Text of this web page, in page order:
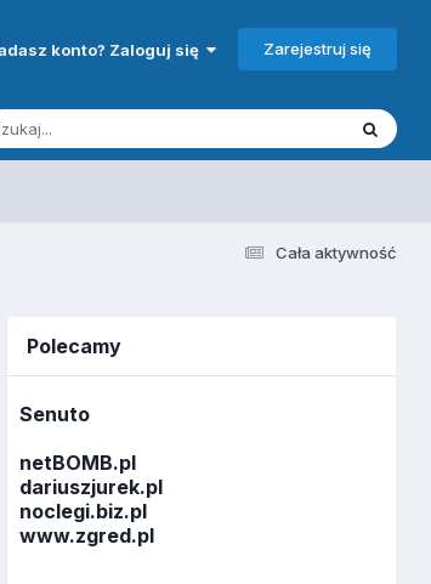
konto? Zaloguj się Zarejestruj się
Cała aktywność
Polecamy
Senuto
netBOMB.pl
dariuszjurek.pl
noclegi.biz.pl
www.zgred.pl